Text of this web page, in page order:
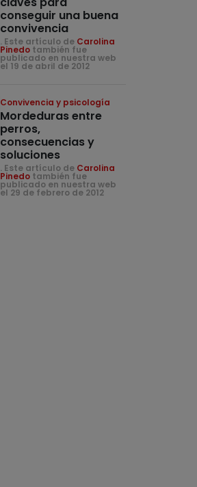
conseguir una buena
convivencia
. Este artículo de Carolina
Pinedo también fue
publicado en nuestra web
el 19 de abril de 2012
Convivencia y psicología
Mordeduras entre
perros,
consecuencias y
soluciones
. Este artículo de Carolina
Pinedo también fue
publicado en nuestra web
el 29 de febrero de 2012